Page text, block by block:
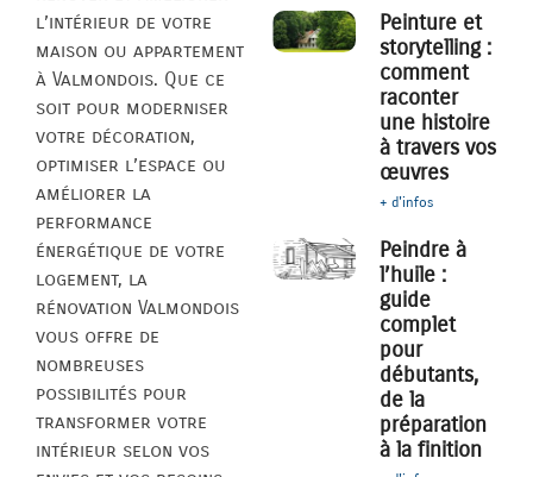
l’intérieur de votre
maison ou appartement
à Valmondois. Que ce
soit pour moderniser
votre décoration,
optimiser l’espace ou
améliorer la
performance
énergétique de votre
logement, la
rénovation Valmondois
vous offre de
nombreuses
possibilités pour
transformer votre
intérieur selon vos
Peinture et
storytelling :
comment
raconter
une histoire
à travers vos
œuvres
+ d'infos
Peindre à
l’huile :
guide
complet
pour
débutants,
de la
préparation
à la finition